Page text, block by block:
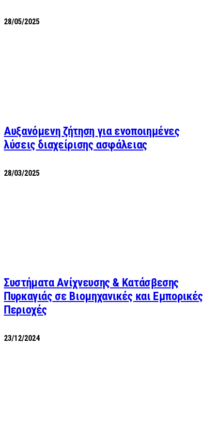
28/05/2025
Αυξανόμενη ζήτηση για ενοποιημένες
λύσεις διαχείρισης ασφάλειας
28/03/2025
Συστήματα Ανίχνευσης & Κατάσβεσης
Πυρκαγιάς σε Βιομηχανικές και Εμπορικές
Περιοχές
23/12/2024